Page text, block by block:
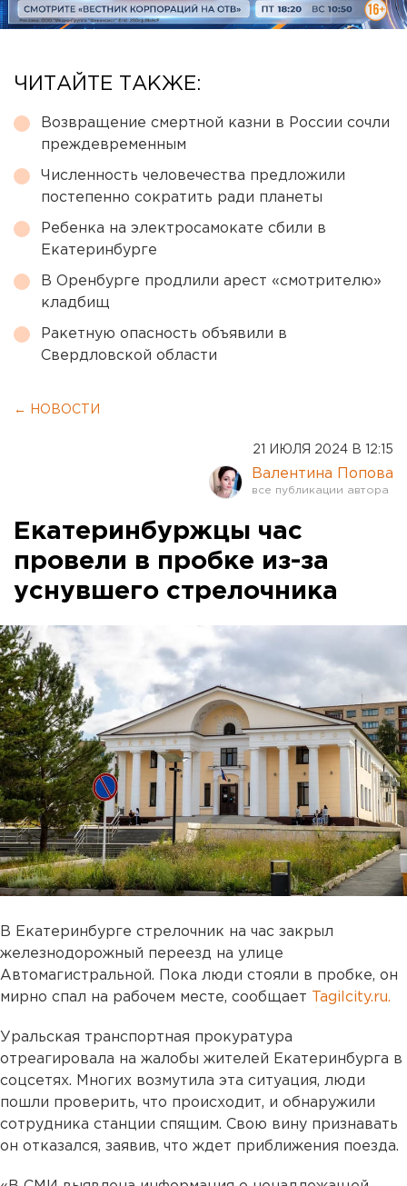
ЧИТАЙТЕ ТАКЖЕ:
Возвращение смертной казни в России сочли
преждевременным
Численность человечества предложили
постепенно сократить ради планеты
Ребенка на электросамокате сбили в
Екатеринбурге
В Оренбурге продлили арест «смотрителю»
кладбищ
Ракетную опасность объявили в
Свердловской области
← НОВОСТИ
21 ИЮЛЯ 2024 В 12:15
Валентина Попова
Екатеринбуржцы час
провели в пробке из-за
уснувшего стрелочника
В Екатеринбурге стрелочник на час закрыл
железнодорожный переезд на улице
Автомагистральной. Пока люди стояли в пробке, он
мирно спал на рабочем месте, сообщает
Tagilcity.ru.
Уральская транспортная прокуратура
отреагировала на жалобы жителей Екатеринбурга в
соцсетях. Многих возмутила эта ситуация, люди
пошли проверить, что происходит, и обнаружили
сотрудника станции спящим. Свою вину признавать
он отказался, заявив, что ждет приближения поезда.